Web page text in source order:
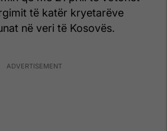
të katër kryetarëve
në veri të Kosovës.